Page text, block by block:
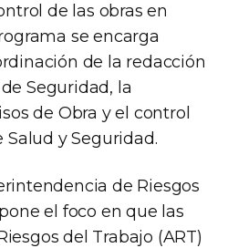
de las obras en
se encarga
de la redacción
Seguridad, la
de Obra y el control
Salud y Seguridad.
de Riesgos
el foco en que las
del Trabajo (ART)